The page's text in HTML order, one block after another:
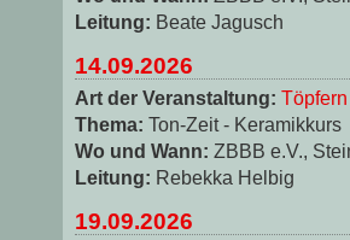
Leitung: Beate Jagusch
14.09.2026
Art der Veranstaltung: Töpfern
Thema: Ton-Zeit - Keramikkurs
Wo und Wann: ZBBB e.V.,
Leitung: Rebekka Helbig
19.09.2026